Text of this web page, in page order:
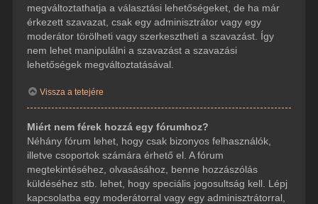
megváltoztathatja a választási lehetőségeket, de ha már
érkezett szavazat, csak egy adminisztrátor vagy egy
moderátor törölheti vagy szerkesztheti a szavazást. Így
nem lehet manipulálni a szavazást a szavazási
lehetőségek megváltoztatásával.
Vissza a tetejére
Miért nem férek hozzá egy fórumhoz?
Néhány fórum lehet, hogy csak bizonyos felhasználók,
illetve csoportok számára érhető el. A fórum
megtekintéséhez, olvasásához, benne hozzászólás
küldéséhez stb. lehet, hogy speciális jogosultság kell. Lépj
kapcsolatba egy moderátorral vagy egy adminisztrátorral,